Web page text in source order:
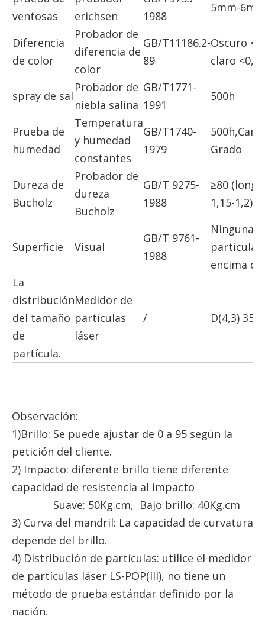
ventosas
erichsen
1988
5mm-
Diferencia
de color
Probador de
diferencia de
color
GB/T11186.2-
89
Oscuro
claro <0,5
spray de sal
Probador de
niebla salina
GB/T1771-
1991
500h
Prueba de
humedad
Temperatura
y humedad
constantes
GB/T1740-
1979
Grado
Dureza de
Bucholz
Probador de
dureza
Bucholz
GB/T 9275-
1988
≥80
1,15-1,2)
Superficie Visual
GB/T 9761-
1988
Ninguna
partícula
encima
La
distribución
del tamaño
de
partícula.
Medidor de
partículas
láser
/ D(4,3) 35-
Observación:
1)Brillo: Se puede ajustar de 0 a 95 según la
petición del cliente.
2) Impacto: diferente brillo tiene diferente
capacidad de resistencia al impacto
Suave: 50Kg.cm, Bajo brillo: 40Kg.cm
3) Curva del mandril: La capacidad de curvatura
depende del brillo.
4) Distribución de partículas: utilice el medidor
de partículas láser LS-POP(III), no tiene un
método de prueba estándar definido por la
nación.